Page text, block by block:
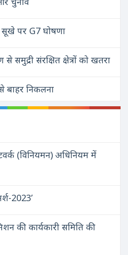
पर G7 घोषणा
समुद्री संरक्षित क्षेत्रों को खतरा
बाहर निकलना
(विनियमन) अधिनियम में
2023’
की कार्यकारी समिति की